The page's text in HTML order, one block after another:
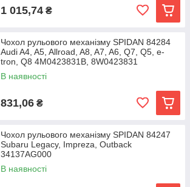
1 015,74 ₴
Чохол рульового механізму SPIDAN 84284
Audi A4, A5, Allroad, A8, A7, A6, Q7, Q5, e-
tron, Q8 4M0423831B, 8W0423831
В наявності
831,06 ₴
Чохол рульового механізму SPIDAN 84247
Subaru Legacy, Impreza, Outback
34137AG000
В наявності